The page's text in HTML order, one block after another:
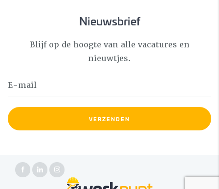
Nieuwsbrief
Blijf op de hoogte van alle vacatures en
nieuwtjes.
VERZENDEN